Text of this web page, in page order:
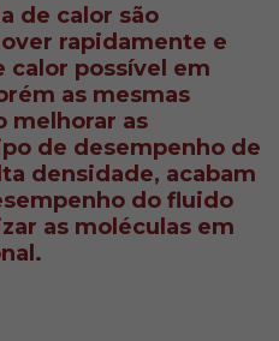
de calor são
rapidamente e
calor possível em
as mesmas
melhorar as
de desempenho de
densidade, acabam
do fluido
as moléculas em